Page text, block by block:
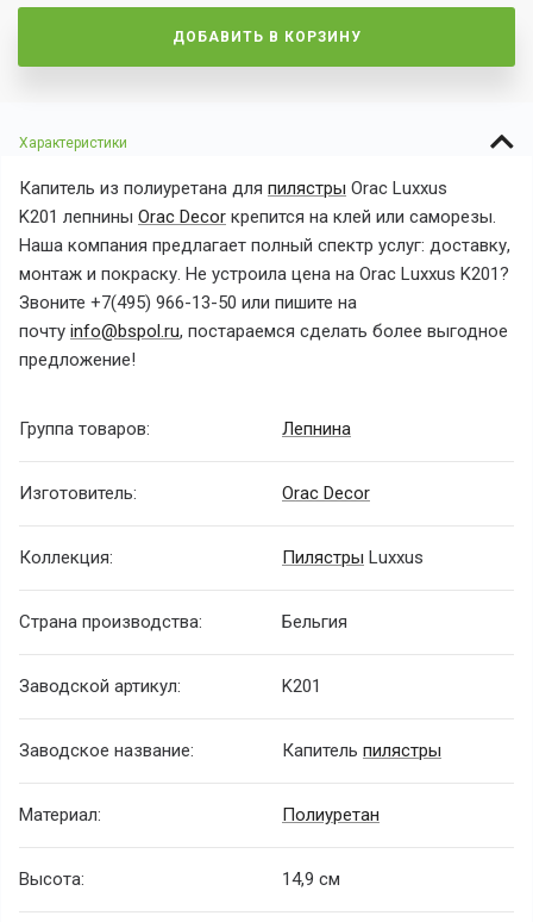
ДОБАВИТЬ В КОРЗИНУ
Характеристики
Капитель из полиуретана для пилястры Orac Luxxus
K201 лепнины Orac Decor крепится на клей или саморезы.
Наша компания предлагает полный спектр услуг: доставку,
монтаж и покраску. Не устроила цена на Orac Luxxus K201?
Звоните +7(495) 966-13-50 или пишите на
почту info@bspol.ru, постараемся сделать более выгодное
предложение!
Группа товаров: Лепнина
Изготовитель: Orac Decor
Коллекция: Пилястры Luxxus
Страна производства: Бельгия
Заводской артикул: K201
Заводское название: Капитель пилястры
Материал: Полиуретан
Высота: 14,9 см